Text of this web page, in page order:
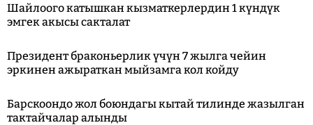
Шайлоого катышкан кызматкерлердин 1 күндүк
эмгек акысы сакталат
Президент браконьерлик үчүн 7 жылга чейин
эркинен ажыраткан мыйзамга кол койду
Барскоондо жол боюндагы кытай тилинде жазылган
тактайчалар алынды